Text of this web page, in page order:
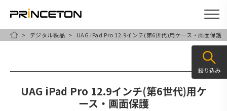
HOMEデジタル製品 UAG iPad Pro 12.9インチ(第6世代)用ケース・画面保護
UAG iPad Pro 12.9インチ(第6世代)用ケ
ース・画面保護
絞り込み